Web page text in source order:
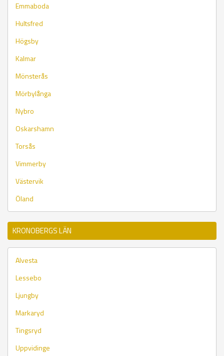
Emmaboda
Hultsfred
Högsby
Kalmar
Mönsterås
Mörbylånga
Nybro
Oskarshamn
Torsås
Vimmerby
Västervik
Öland
KRONOBERGS LÄN
Alvesta
Lessebo
Ljungby
Markaryd
Tingsryd
Uppvidinge